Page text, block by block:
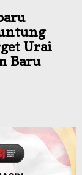
Urai
Baru
Tebing,
se-